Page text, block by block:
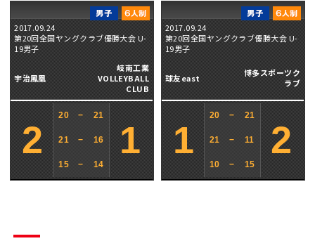
2017.09.24
第20回全国ヤングクラブ優勝大会 U-
19男子
宇治鳳凰
岐南工業
VOLLEYBALL
CLUB
2
20 − 21
21 − 16
15 − 14
1
2017.09.24
第20回全国ヤングクラブ優勝大会 U-
19男子
球友east
博多スポーツク
ラブ
1
20 − 21
21 − 11
10 − 15
2